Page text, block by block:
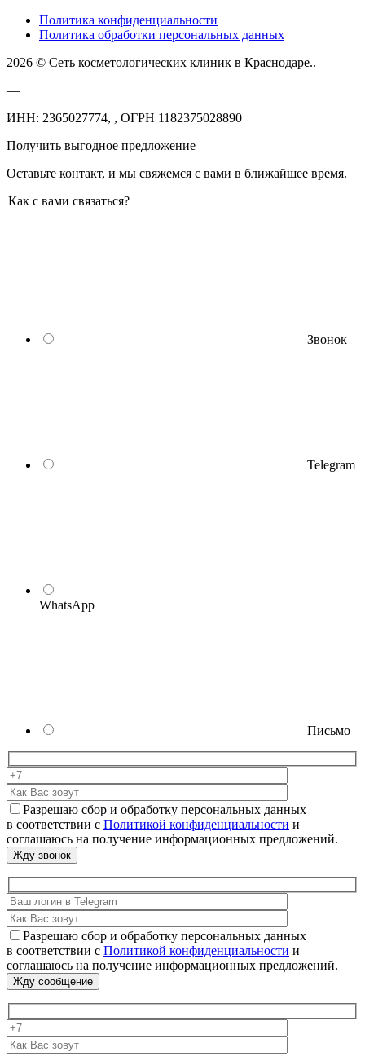
Политика конфиденциальности
Политика обработки персональных данных
2026 © Сеть косметологических клиник в Краснодаре..
—
ИНН: 2365027774, , ОГРН 1182375028890
Получить выгодное предложение
Оставьте контакт, и мы свяжемся с вами в ближайшее время.
Как с вами связаться?
Звонок
Telegram
WhatsApp
Письмо
Разрешаю сбор и обработку персональных данных
в соответствии с Политикой конфиденциальности и
соглашаюсь на получение информационных предложений.
Разрешаю сбор и обработку персональных данных
в соответствии с Политикой конфиденциальности и
соглашаюсь на получение информационных предложений.